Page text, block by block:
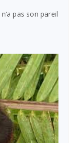
pas son pareil